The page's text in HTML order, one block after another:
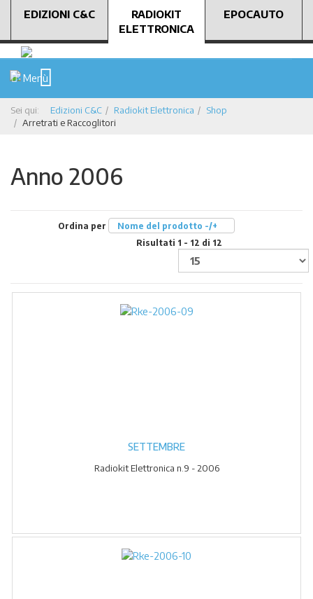
EDIZIONI C&C
RADIOKIT
ELETTRONICA
EPOCAUTO
Menù
Sei qui: Edizioni C&C Radiokit Elettronica
Shop
Arretrati e Raccoglitori
Anno 2006
Ordina per
Nome del prodotto -/+
Risultati 1 - 12 di 12
SETTEMBRE
Radiokit Elettronica n.9 - 2006